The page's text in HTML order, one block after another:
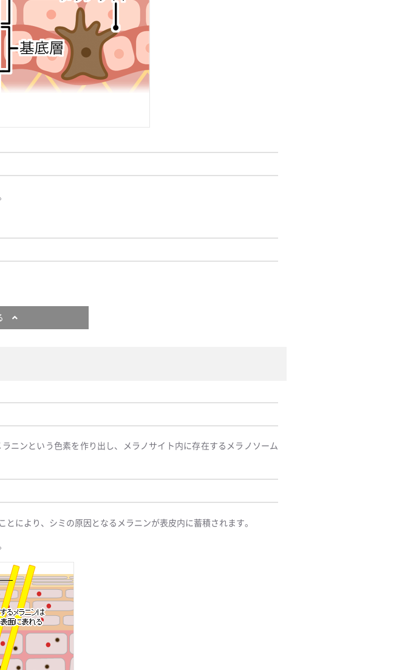
ニンという色素を作り出し、メラノサイト内に存在するメラノソーム
により、シミの原因となるメラニンが表皮内に蓄積されます。